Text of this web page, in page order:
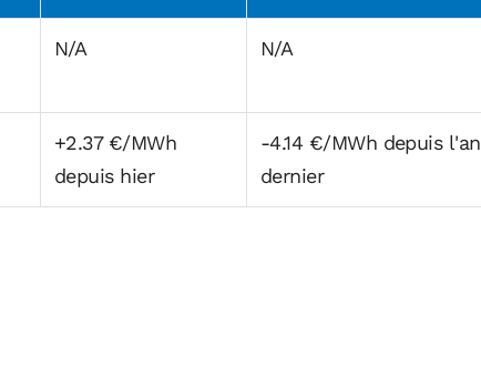
N/A N/A
+2.37 €/MWh
depuis hier
-4.14 €/MWh depuis l'an
dernier